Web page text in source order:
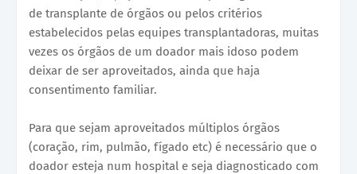
de transplante de órgãos ou pelos critérios
estabelecidos pelas equipes transplantadoras, muitas
vezes os órgãos de um doador mais idoso podem
deixar de ser aproveitados, ainda que haja
consentimento familiar.
Para que sejam aproveitados múltiplos órgãos
(coração, rim, pulmão, fígado etc) é necessário que o
doador esteja num hospital e seja diagnosticado com